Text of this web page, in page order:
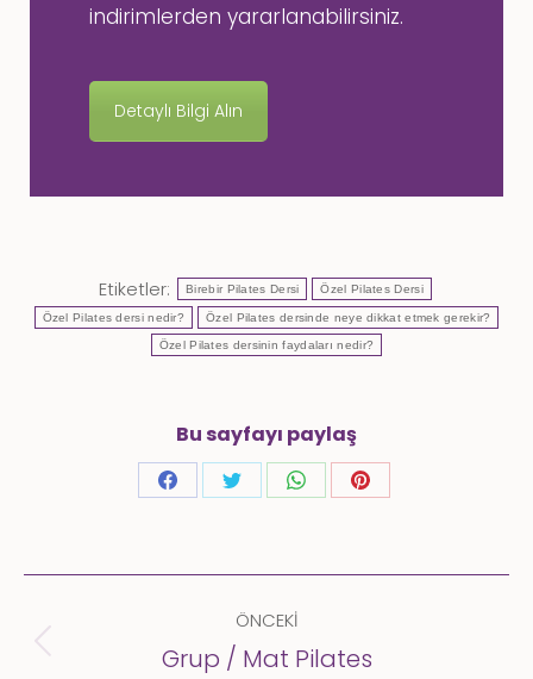
indirimlerden yararlanabilirsiniz.
Detaylı Bilgi Alın
Etiketler: Birebir Pilates Dersi Özel Pilates Dersi
Özel Pilates dersi nedir? Özel Pilates dersinde neye dikkat etmek gerekir?
Özel Pilates dersinin faydaları nedir?
Bu sayfayı paylaş
Share
Facebook
Share
Twitter
Share
WhatsApp
Share
Pinterest
navigation
ÖNCEKI
Önceki
Grup / Mat Pilates